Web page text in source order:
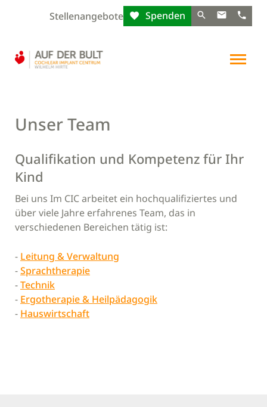
Stellenangebote Spenden
Unser Team
Qualifikation und Kompetenz für Ihr
Kind
Bei uns Im CIC arbeitet ein hochqualifiziertes und
über viele Jahre erfahrenes Team, das in
verschiedenen Bereichen tätig ist:
- Leitung & Verwaltung
-Sprachtherapie
-Technik
- Ergotherapie & Heilpädagogik
- Hauswirtschaft